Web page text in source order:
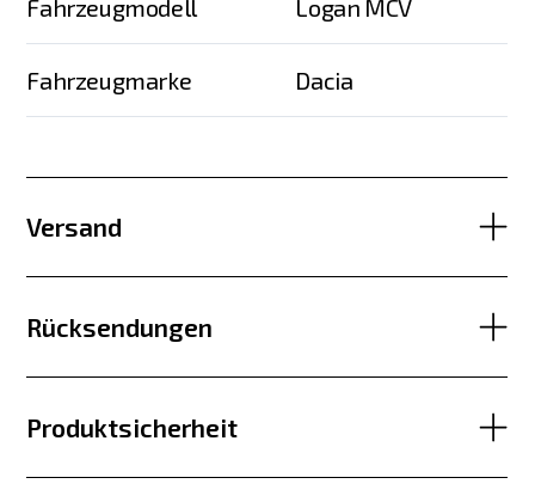
Fahrzeugmodell Logan MCV
Fahrzeugmarke Dacia
Versand
Rücksendungen
Produktsicherheit